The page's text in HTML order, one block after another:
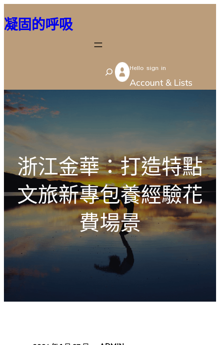
至
容
凝固的呼吸
S
e
Hello sign in
Account & Lists
浙江金華：打造特點
文旅新專包養經驗花
費場景